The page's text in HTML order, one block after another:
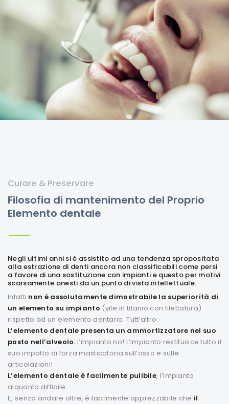
Curare & Preservare
Filosofia di mantenimento del Proprio
Elemento dentale
Negli ultimi anni si è assistito ad una tendenza spropositata
alla estrazione di denti ancora non classificabili come persi
a favore di una sostituzione con impianti e questo per motivi
scarsamente onesti da un punto di vista intellettuale.
Infatti non é assolutamente dimostrabile la superiorità di
un elemento su impianto (vite in titanio con filettatura)
rispetto ad un elemento dentario. Tutt’altro.
L’elemento dentale presenta un ammortizzatore nel suo
posto nell’alveolo; l’impianto no! L’impianto restituisce tutto il
suo impatto di forza masticatoria sull’osso e sulle
articolazioni!
L’elemento dentale è facilmente pulibile, l’impianto
alquanto difficile.
E, senza andare oltre, é facilmente apprezzabile che il